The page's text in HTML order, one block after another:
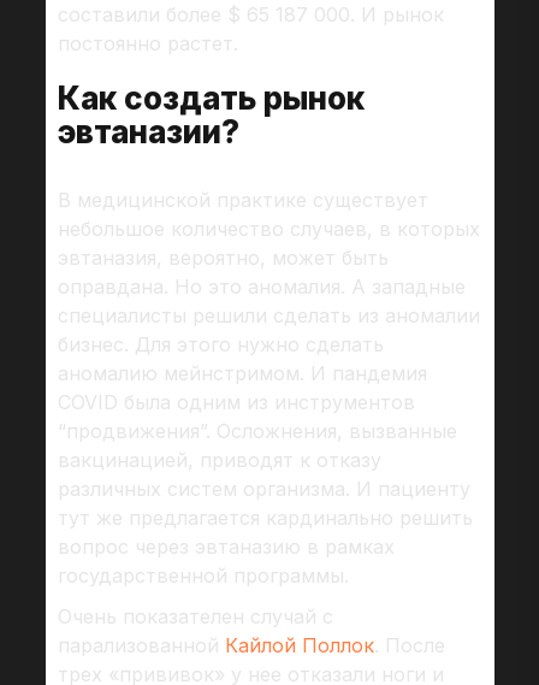
составили более $ 65 187 000. И рынок
постоянно растет.
Как создать рынок
эвтаназии?
В медицинской практике существует
небольшое количество случаев, в которых
эвтаназия, вероятно, может быть
оправдана. Но это аномалия. А западные
специалисты решили сделать из аномалии
бизнес. Для этого нужно сделать
аномалию мейнстримом. И пандемия
COVID была одним из инструментов
“продвижения”. Осложнения, вызванные
вакцинацией, приводят к отказу
различных систем организма. И пациенту
тут же предлагается кардинально решить
вопрос через эвтаназию в рамках
государственной программы.
Очень показателен случай с
парализованной Кайлой Поллок. После
трех «прививок» у нее отказали ноги и